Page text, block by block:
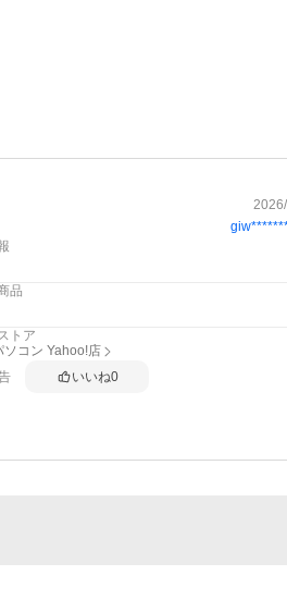
品
トア
ソコン Yahoo!店
いいね0